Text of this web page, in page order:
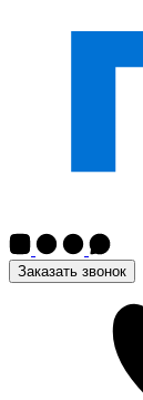
Заказать звонок